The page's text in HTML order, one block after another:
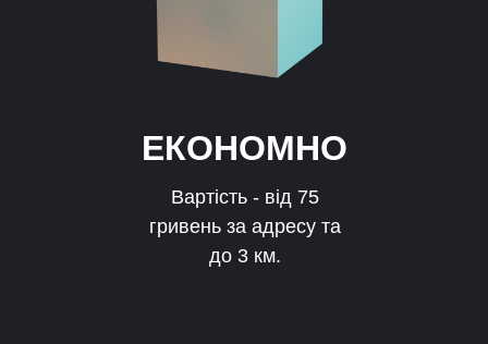
ЕКОНОМНО
Вартість - від 75
гривень за адресу та
до 3 км.